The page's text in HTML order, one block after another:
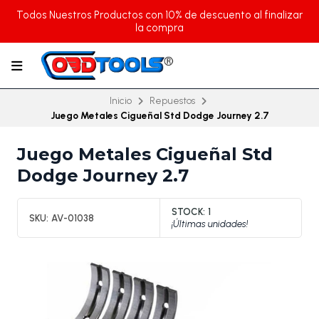
Todos Nuestros Productos con 10% de descuento al finalizar
la compra
Inicio
Repuestos
Juego Metales Cigueñal Std Dodge Journey 2.7
Juego Metales Cigueñal Std
Dodge Journey 2.7
SKU: AV-01038
STOCK: 1
¡Últimas unidades!